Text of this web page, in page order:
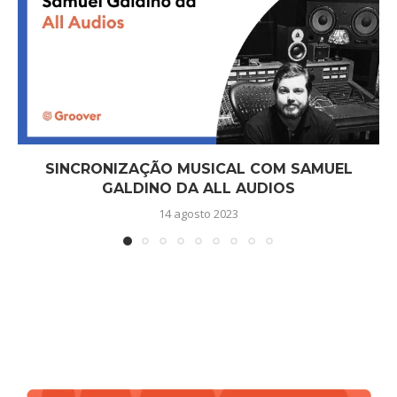
SINCRONIZAÇÃO MUSICAL COM SAMUEL
GALDINO DA ALL AUDIOS
14 agosto 2023